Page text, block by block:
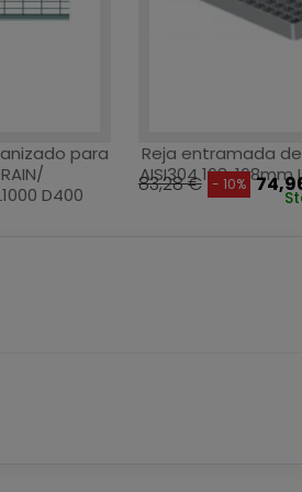
para
D400
Reja entramada
AISI304
83,28 € - 10%